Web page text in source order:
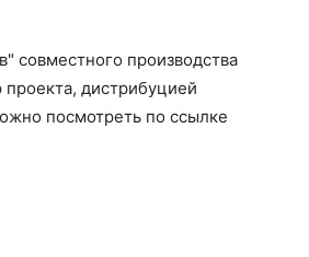
совместного производства
дистрибуцией
посмотреть по ссылке